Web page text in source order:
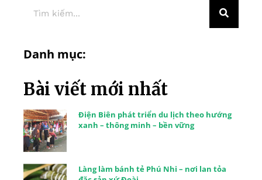
Danh mục:
Bài viết mới nhất
Điện Biên phát triển du lịch theo hướng
xanh – thông minh – bền vững
Làng làm bánh tẻ Phú Nhi – nơi lan tỏa